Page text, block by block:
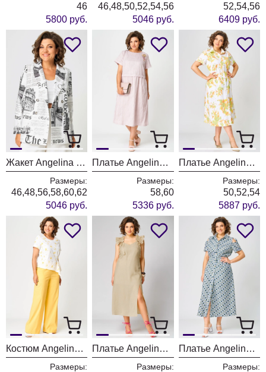
46
5800 руб.
46,48,50,52,54,56
5046 руб.
52,54,56
6409 руб.
Жакет Angelina & Company 1235
Размеры:
46,48,56,58,60,62
5046 руб.
Платье Angelina & Company 1234
Размеры:
58,60
5336 руб.
Платье Angelina & Company 1231
Размеры:
50,52,54
5887 руб.
Костюм Angelina & Company 1230
Размеры:
Платье Angelina & Company 1227
Размеры:
Платье Angelina & Company 1221
Размеры: